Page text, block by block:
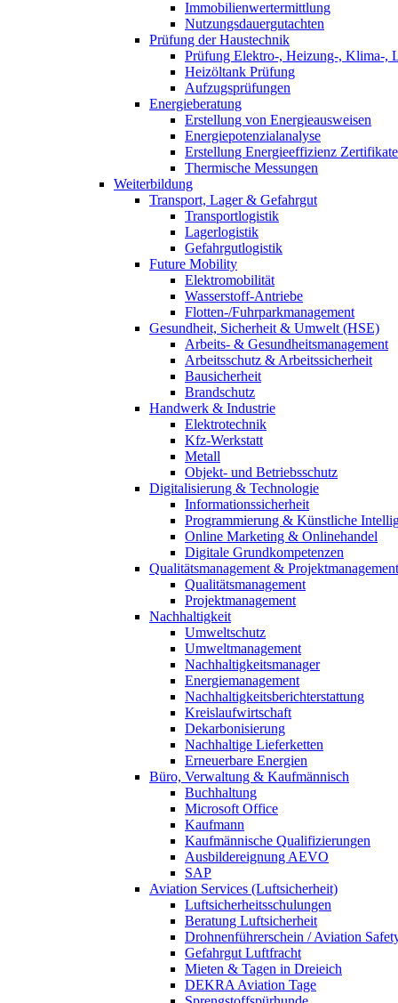
Immobilienwertermittlung
Nutzungsdauergutachten
Prüfung der Haustechnik
Prüfung Elektro-, Heizung-, Klima-,
Heizöltank Prüfung
Aufzugsprüfungen
Energieberatung
Erstellung von Energieausweisen
Energiepotenzialanalyse
Erstellung Energieeffizienz Zertifikate
Thermische Messungen
Weiterbildung
Transport, Lager & Gefahrgut
Transportlogistik
Lagerlogistik
Gefahrgutlogistik
Future Mobility
Elektromobilität
Wasserstoff-Antriebe
Flotten-/Fuhrparkmanagement
Gesundheit, Sicherheit & Umwelt (HSE)
Arbeits- & Gesundheitsmanagement
Arbeitsschutz & Arbeitssicherheit
Bausicherheit
Brandschutz
Handwerk & Industrie
Elektrotechnik
Kfz-Werkstatt
Metall
Objekt- und Betriebsschutz
Digitalisierung & Technologie
Informationssicherheit
Programmierung & Künstliche
Online Marketing & Onlinehandel
Digitale Grundkompetenzen
Qualitätsmanagement & Projektmanagement
Qualitätsmanagement
Projektmanagement
Nachhaltigkeit
Umweltschutz
Umweltmanagement
Nachhaltigkeitsmanager
Energiemanagement
Nachhaltigkeitsberichterstattung
Kreislaufwirtschaft
Dekarbonisierung
Nachhaltige Lieferketten
Erneuerbare Energien
Büro, Verwaltung & Kaufmännisch
Buchhaltung
Microsoft Office
Kaufmann
Kaufmännische Qualifizierungen
Ausbildereignung AEVO
SAP
Aviation Services (Luftsicherheit)
Luftsicherheitsschulungen
Beratung Luftsicherheit
Drohnenführerschein / Aviation
Gefahrgut Luftfracht
Mieten & Tagen in Dreieich
DEKRA Aviation Tage